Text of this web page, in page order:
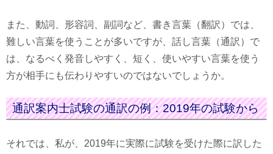
また、動詞、形容詞、副詞など、書き言葉（翻訳）では、
難しい言葉を使うことが多いですが、話し言葉（通訳）で
は、なるべく発音しやすく、短く、使いやすい言葉を使う
方が相手にも伝わりやすいのではないでしょうか。
通訳案内士試験の通訳の例：2019年の試験から
それでは、私が、2019年に実際に試験を受けた際に訳した